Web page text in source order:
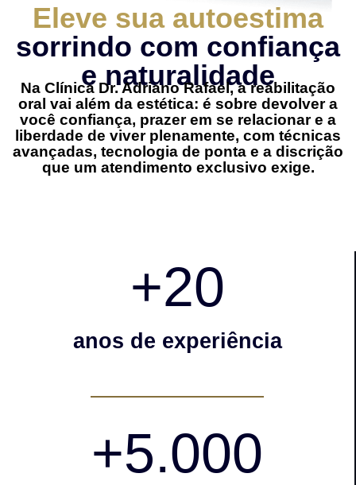
Eleve sua autoestima
sorrindo com confiança
e naturalidade
Na Clínica Dr. Adriano Rafael, a reabilitação
oral vai além da estética: é sobre devolver a
você confiança, prazer em se relacionar e a
liberdade de viver plenamente, com técnicas
avançadas, tecnologia de ponta e a discrição
que um atendimento exclusivo exige.
anos de experiência
+20
+5.000